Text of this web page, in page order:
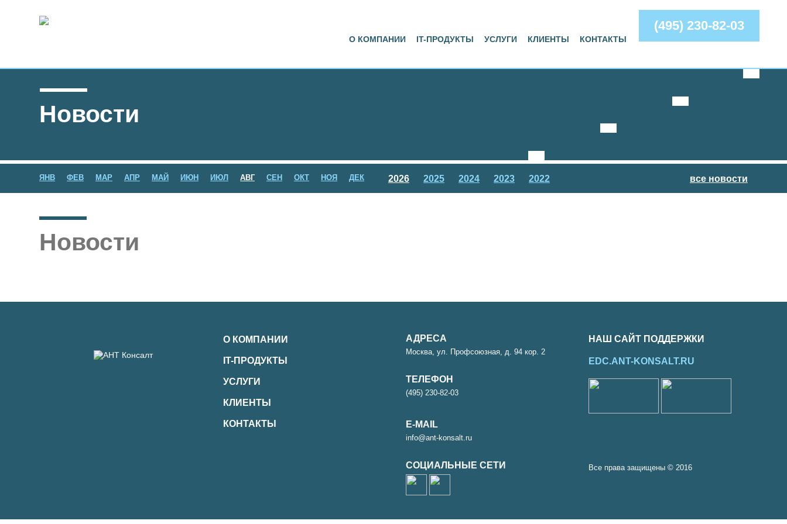
(495) 230-82-03
О КОМПАНИИ IT-ПРОДУКТЫ УСЛУГИ КЛИЕНТЫ КОНТАКТЫ
Новости
ЯНВ ФЕВ МАР АПР МАЙ ИЮН ИЮЛ АВГ СЕН ОКТ НОЯ ДЕК 2026 2025 2024 2023 2022 все новости
Новости
О КОМПАНИИ
IT-ПРОДУКТЫ
УСЛУГИ
КЛИЕНТЫ
КОНТАКТЫ
АДРЕСА
Москва, ул. Профсоюзная, д. 94 кор. 2
ТЕЛЕФОН
(495) 230-82-03
E-MAIL
info@ant-konsalt.ru
СОЦИАЛЬНЫЕ СЕТИ
НАШ САЙТ ПОДДЕРЖКИ
EDC.ANT-KONSALT.RU
Все права защищены © 2016